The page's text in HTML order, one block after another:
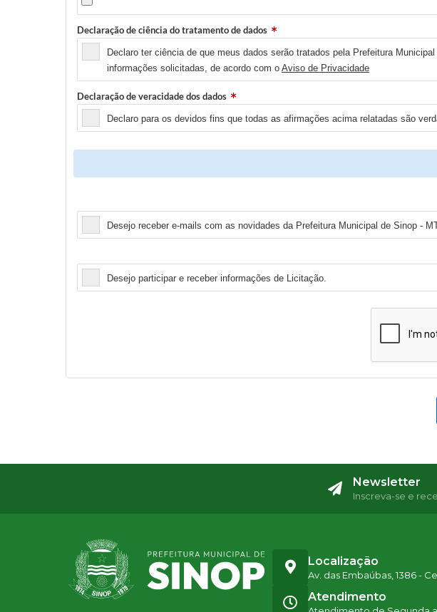
Declaração de ciência do tratamento de dados
Declaro ter ciência de que meus dados serão tratados pela Prefeitura
informações solicitadas, de acordo com o Aviso de Privacidade
Declaração de veracidade dos dados
Declaro para os devidos fins que todas as afirmações acima relatadas são
Desejo receber e-mails com as novidades da Prefeitura Municipal de Sinop -
Desejo participar e receber informações de Licitação.
Newsletter
Inscreva-se e
Localização
Av. das Embaúbas, 1386 -
Atendimento